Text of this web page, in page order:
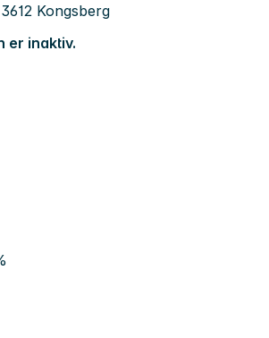
Kongsberg
er inaktiv.